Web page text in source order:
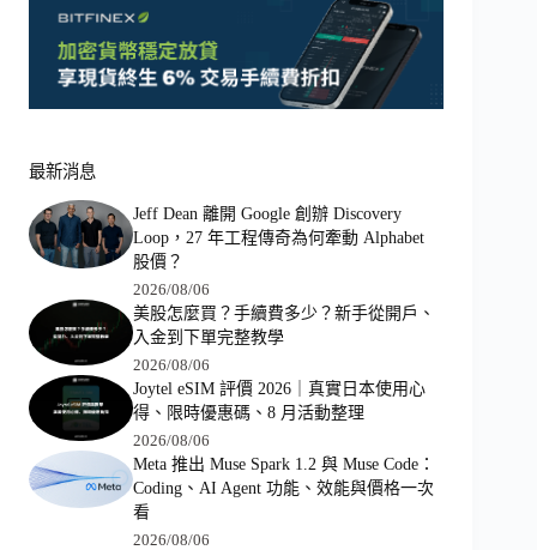
最新消息
Jeff Dean 離開 Google 創辦 Discovery
Loop，27 年工程傳奇為何牽動 Alphabet
股價？
2026/08/06
美股怎麼買？手續費多少？新手從開戶、
入金到下單完整教學
2026/08/06
Joytel eSIM 評價 2026｜真實日本使用心
得、限時優惠碼、8 月活動整理
2026/08/06
Meta 推出 Muse Spark 1.2 與 Muse Code：
Coding、AI Agent 功能、效能與價格一次
看
2026/08/06